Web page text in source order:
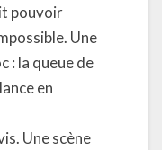
pouvoir
Une
: la queue de
en
Une scène